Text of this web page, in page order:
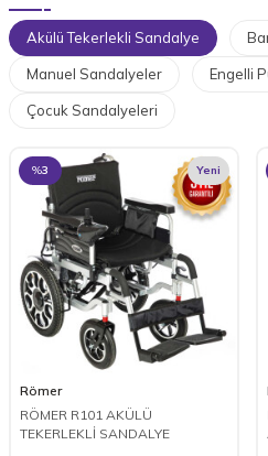
Akülü Tekerlekli Sandalye
Manuel Sandalyeler Engelli
Çocuk Sandalyeleri
%3 Yeni
Römer
RÖMER R101 AKÜLÜ
TEKERLEKLİ SANDALYE